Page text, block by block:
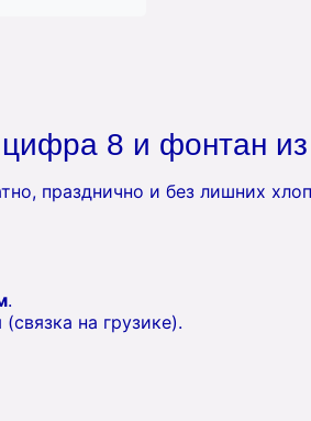
8 и фонтан из
празднично и без лишних
.
на грузике).